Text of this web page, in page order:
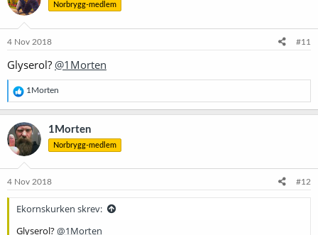
j
n
e
:
Norbrygg-medlem
4 Nov 2018 #11
Glyserol? @1Morten
R
e
a
k
s
j
o
e
1Morten
1Morten
Norbrygg-medlem
4 Nov 2018 #12
Ekornskurken skrev:
Glyserol?@1Morten